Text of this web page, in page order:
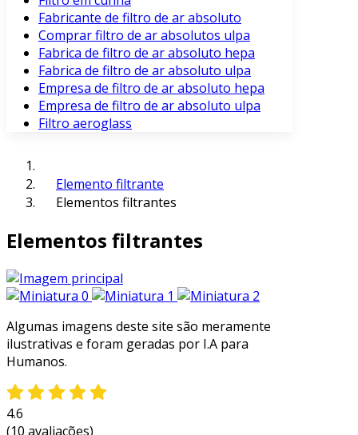
Fabricante de filtro de ar absoluto
Comprar filtro de ar absolutos ulpa
Fabrica de filtro de ar absoluto hepa
Fabrica de filtro de ar absoluto ulpa
Empresa de filtro de ar absoluto hepa
Empresa de filtro de ar absoluto ulpa
Filtro aeroglass
Elemento filtrante
Elementos filtrantes
Elementos filtrantes
Algumas imagens deste site são meramente
ilustrativas e foram geradas por I.A para
Humanos.
4.6
(10 avaliações)